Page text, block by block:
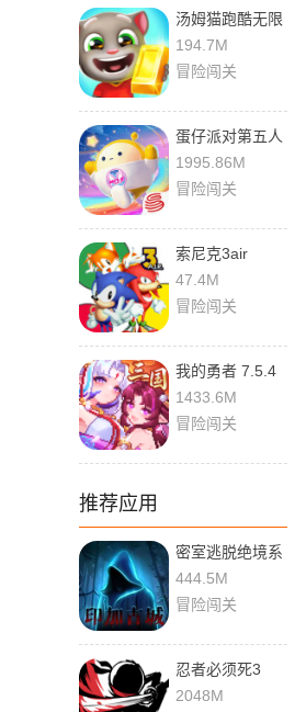
汤姆猫跑酷无限
金币钻石鞭炮
26.2.2.16362 安
194.7M
冒险闯关
蛋仔派对第五人
格联动版
1.0.269
1995.86M
冒险闯关
索尼克3air
v19910623 最
新版
47.4M
冒险闯关
我的勇者 7.5.4
最新版
1433.6M
冒险闯关
推荐应用
密室逃脱绝境系
列7印加古城九
游版 700.00.08
444.5M
冒险闯关
忍者必须死3
2.0.97 最新版
2048M